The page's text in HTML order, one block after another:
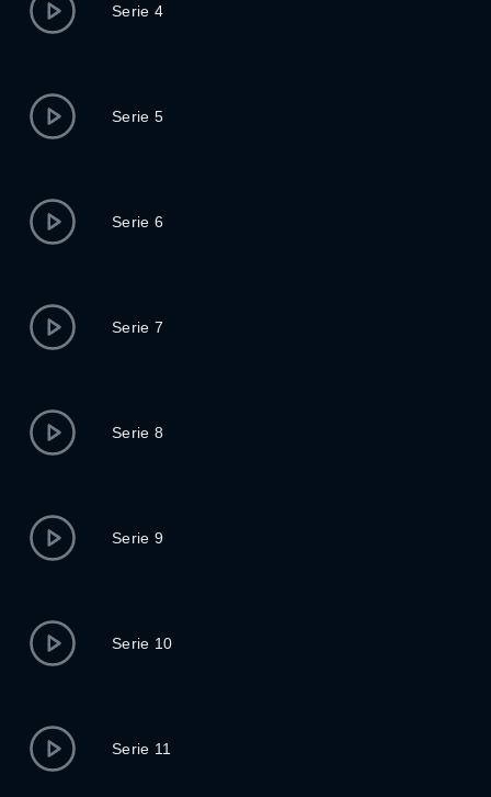
Serie 4
Serie 5
Serie 6
Serie 7
Serie 8
Serie 9
Serie 10
Serie 11